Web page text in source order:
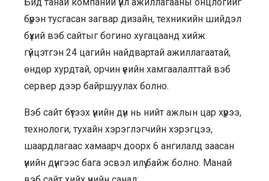
Бид танай компаний үйл ажиллагааны онцлогийг
бүрэн тусгасан загвар дизайн, техникийн шийдэл
бүхий вэб сайтыг богино хугацаанд хийж
гүйцэтгэн 24 цагийн найдвартай ажиллагаатай,
өндөр хурдтай, орчин үеийн хамгаалалттай вэб
сервер дээр байршуулах болно.
Вэб сайт бүтээх үнийн дүн нь нийт ажлын цар хүрээ,
технологи, тухайн хэрэглэгчийн хэрэгцээ,
шаардлагаас хамаарч доорх 6 ангилалд заасан
үнийн дүнгээс бага эсвэл илүү байж болно. Манай